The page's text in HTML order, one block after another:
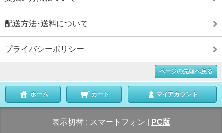
配送方法･送料について
プライバシーポリシー
ページの先頭へ戻る
ホーム カート マイアカウント
表示切替 : スマートフォン PC版